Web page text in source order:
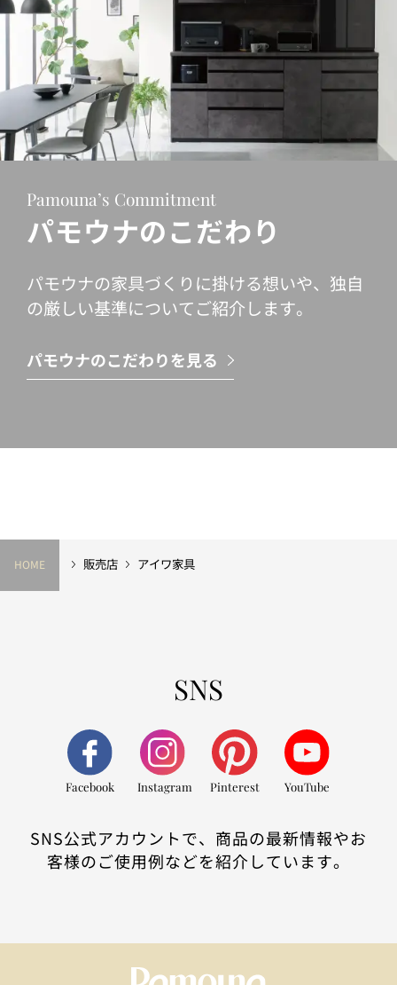
Pamouna’s Commitment
パモウナのこだわり
パモウナの家具づくりに掛ける想いや、独自
の厳しい基準についてご紹介します。
パモウナのこだわりを見る
HOME 販売店 アイワ家具
SNS
Facebook Instagram Pinterest YouTube
SNS公式アカウントで、商品の最新情報やお
客様のご使用例などを紹介しています。